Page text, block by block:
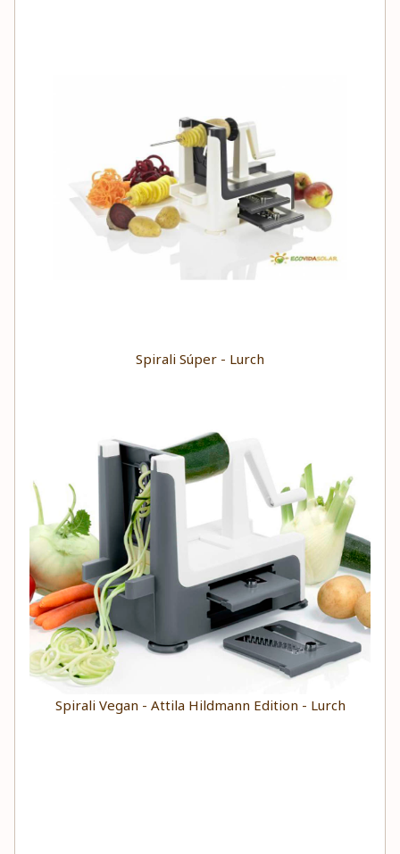
Spirali Súper - Lurch
Spirali Vegan - Attila Hildmann Edition - Lurch